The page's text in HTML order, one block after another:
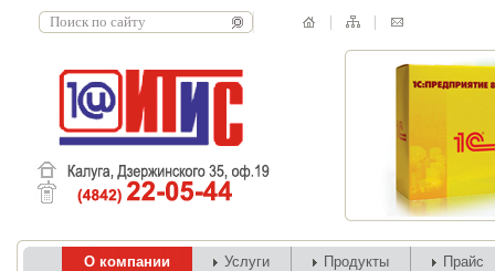
О компании Услуги Продукты Прайс